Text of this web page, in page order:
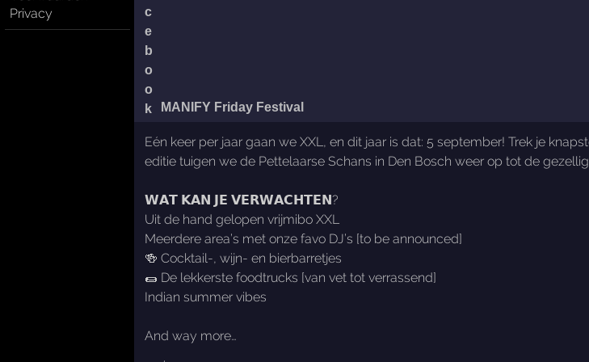
Privacy
MANIFY Friday Festival
Eén keer per jaar gaan we XXL, en dit jaar is dat: 5 september! Trek je
editie tuigen we de Pettelaarse Schans in Den Bosch weer op tot de
𝗪𝗔𝗧 𝗞𝗔𝗡 𝗝𝗘 𝗩𝗘𝗥𝗪𝗔𝗖𝗛𝗧𝗘𝗡?
Uit de hand gelopen vrijmibo XXL
Meerdere area’s met onze favo DJ’s [to be announced]
🍻 Cocktail-, wijn- en bierbarretjes
🌯 De lekkerste foodtrucks [van vet tot verrassend]
Indian summer vibes
And way more…